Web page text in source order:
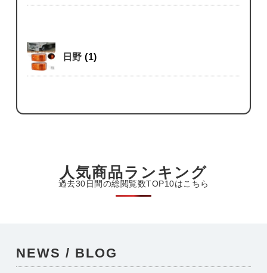
日野(1)
人気商品ランキング
過去30日間の総閲覧数TOP10はこちら
NEWS / BLOG